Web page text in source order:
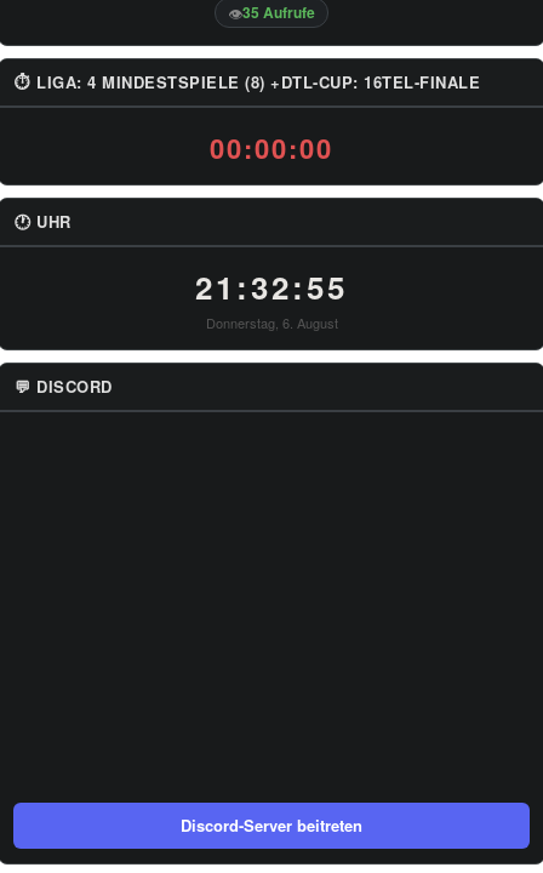
👁35 Aufrufe
⏱ LIGA: 4 MINDESTSPIELE (8) +DTL-CUP: 16TEL-FINALE
00:00:00
🕐 UHR
21:32:55
Donnerstag, 6. August
💬 DISCORD
Discord-Server beitreten